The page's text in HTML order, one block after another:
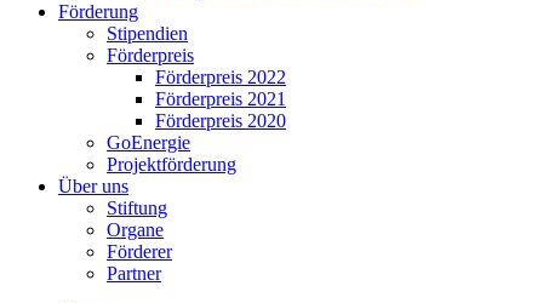
Förderung
Stipendien
Förderpreis
Förderpreis 2022
Förderpreis 2021
Förderpreis 2020
GoEnergie
Projektförderung
Über uns
Stiftung
Organe
Förderer
Partner